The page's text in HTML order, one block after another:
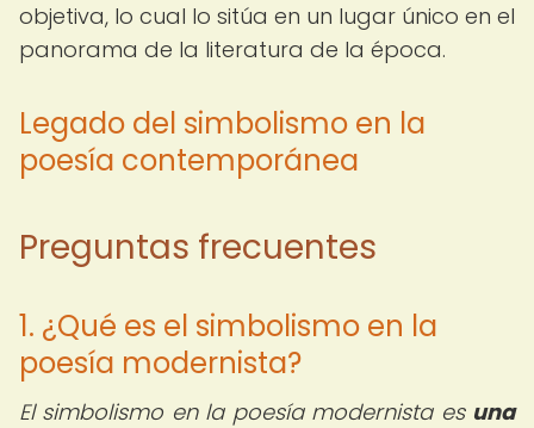
objetiva, lo cual lo sitúa en un lugar único en el
panorama de la literatura de la época.
Legado del simbolismo en la
poesía contemporánea
Preguntas frecuentes
1. ¿Qué es el simbolismo en la
poesía modernista?
El simbolismo en la poesía modernista es una